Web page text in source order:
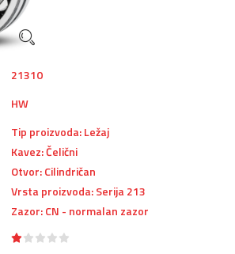
21310
HW
Tip proizvoda: Ležaj
Kavez: Čelični
Otvor: Cilindričan
Vrsta proizvoda: Serija 213
Zazor: CN - normalan zazor